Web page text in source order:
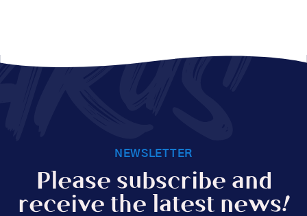
NEWSLETTER
Please subscribe and
receive the latest news!